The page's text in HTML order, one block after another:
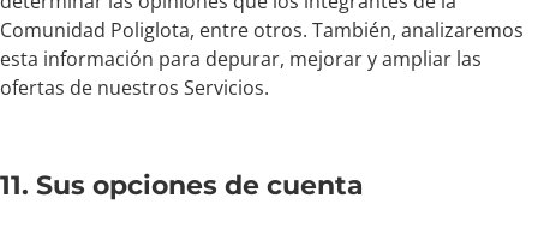
Comunidad Poliglota, entre otros. También, analizaremos
esta información para depurar, mejorar y ampliar las
ofertas de nuestros Servicios.
11. Sus opciones de cuenta